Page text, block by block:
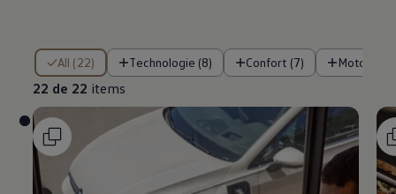
All (22) Technologie (8) Confort (7)
22 de 22 items
22 de 22 items